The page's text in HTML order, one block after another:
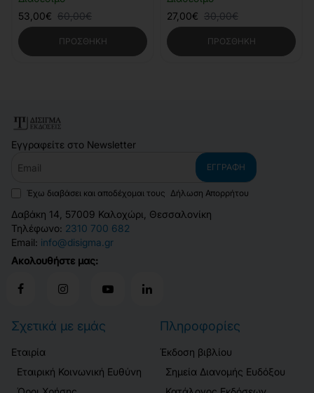
53,00€ 60,00€
ΠΡΟΣΘΉΚΗ
27,00€ 30,00€
ΠΡΟΣΘΉΚΗ
Εγγραφείτε στο Newsletter
ΕΓΓΡΑΦΉ
Έχω διαβάσει και αποδέχομαι τους Δήλωση Απορρήτου
Δαβάκη 14, 57009 Καλοχώρι, Θεσσαλονίκη
Τηλέφωνο: 2310 700 682
Email: info@disigma.gr
Ακολουθήστε μας:
Σχετικά με εμάς
Εταιρία
Εταιρική Κοινωνική Ευθύνη
Πληροφορίες
Έκδοση βιβλίου
Σημεία Διανομής Ευδόξου